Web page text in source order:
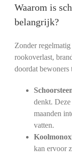
Waarom is
belangrijk?
Zonder
rookoverlast,
doordat bewoners
denkt. Deze
maanden
vatten.
kan ervoor